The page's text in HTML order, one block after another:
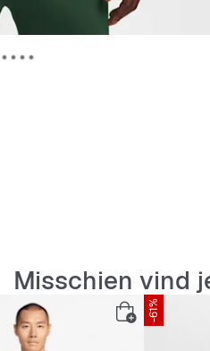
Misschien vind
-61%